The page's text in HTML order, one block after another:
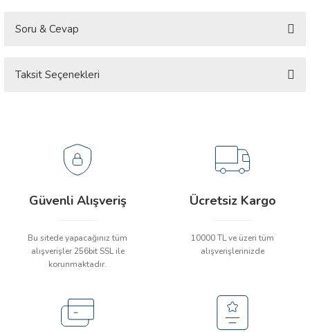
CİHAZLARI
ÖLÇÜM CİHAZI
Soru & Cevap
Ürün hakkında henüz soru sorulmamış.
Taksit Seçenekleri
Güvenli Alışveriş
Bu sitede yapacağınız tüm
alışverişler 256bit SSL ile
korunmaktadır.
Ücretsiz Kargo
10000 TL ve üzeri tüm
alışverişlerinizde